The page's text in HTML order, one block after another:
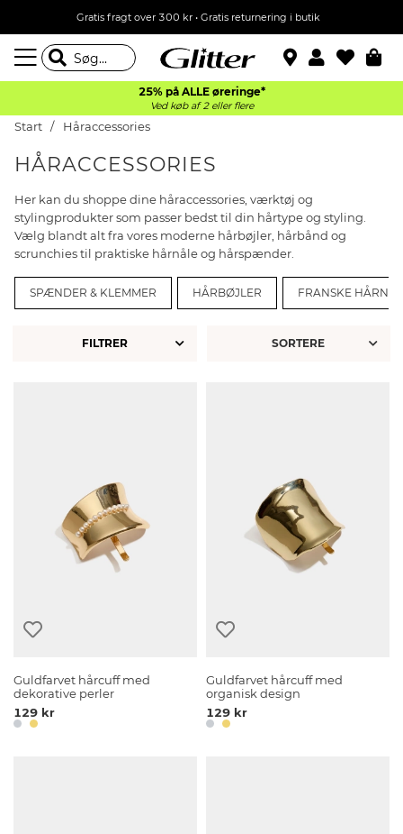
Gratis fragt over 300 kr • Gratis returnering i butik
25% på ALLE øreringe*
Ved køb af 2 eller flere
Start Håraccessories
HÅRACCESSORIES
Her kan du shoppe dine håraccessories, værktøj og
stylingprodukter som passer bedst til din hårtype og styling.
Vælg blandt alt fra vores moderne hårbøjler, hårbånd og
scrunchies til praktiske hårnåle og hårspænder.
SPÆNDER & KLEMMER HÅRBØJLER FRANSKE
FILTRER
Guldfarvet hårcuff med
dekorative perler
129 kr
Guldfarvet hårcuff med
organisk design
129 kr